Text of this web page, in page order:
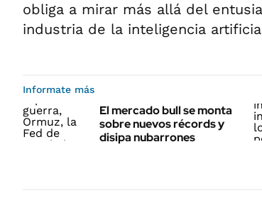
obliga a mirar más allá del
industria de la inteligencia
Informate más
El mercado bull se monta
sobre nuevos récords y
disipa nubarrones